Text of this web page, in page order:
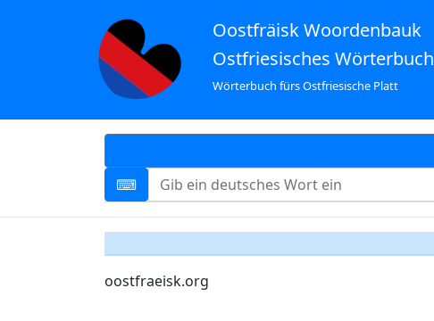
Oostfräisk Woordenbauk
Ostfriesisches Wörterbuch
Wörterbuch fürs Ostfriesische Platt
oostfraeisk.org